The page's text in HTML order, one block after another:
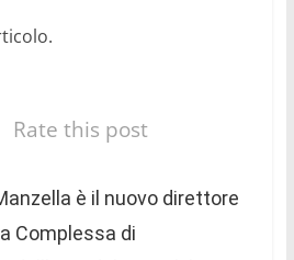
Rate this post
è il nuovo direttore
Complessa di